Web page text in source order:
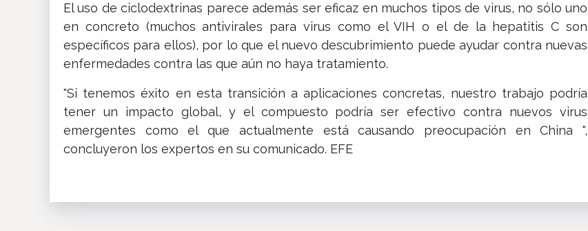
El uso de ciclodextrinas parece además ser eficaz en muchos tipos de virus, no sólo uno
en concreto (muchos antivirales para virus como el VIH o el de la hepatitis C son
específicos para ellos), por lo que el nuevo descubrimiento puede ayudar contra nuevas
enfermedades contra las que aún no haya tratamiento.
"Si tenemos éxito en esta transición a aplicaciones concretas, nuestro trabajo podría
tener un impacto global, y el compuesto podría ser efectivo contra nuevos virus
emergentes como el que actualmente está causando preocupación en China ",
concluyeron los expertos en su comunicado. EFE